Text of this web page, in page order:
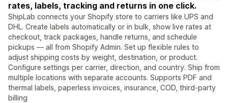
rates, labels, tracking and returns in one click.
ShipLab connects your Shopify store to carriers like UPS and
DHL. Create labels automatically or in bulk, show live rates at
checkout, track packages, handle returns, and schedule
pickups — all from Shopify Admin. Set up flexible rules to
adjust shipping costs by weight, destination, or product.
Configure settings per carrier, direction, and country. Ship from
multiple locations with separate accounts. Supports PDF and
thermal labels, paperless invoices, insurance, COD, third-party
billing